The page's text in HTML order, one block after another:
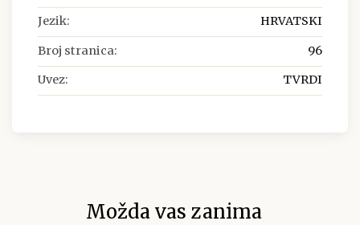
Jezik: HRVATSKI
Broj stranica: 96
Uvez: TVRDI
Možda vas zanima